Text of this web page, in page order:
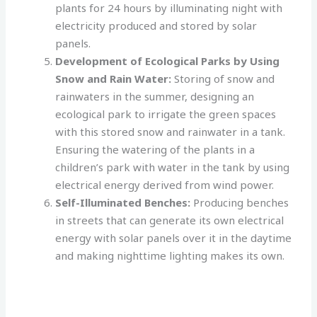
plants for 24 hours by illuminating night with
electricity produced and stored by solar
panels.
Development of Ecological Parks by Using
Snow and Rain Water: Storing of snow and
rainwaters in the summer, designing an
ecological park to irrigate the green spaces
with this stored snow and rainwater in a tank.
Ensuring the watering of the plants in a
children’s park with water in the tank by using
electrical energy derived from wind power.
Self-Illuminated Benches: Producing benches
in streets that can generate its own electrical
energy with solar panels over it in the daytime
and making nighttime lighting makes its own.